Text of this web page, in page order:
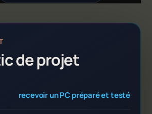
de projet
recevoir un PC préparé et testé